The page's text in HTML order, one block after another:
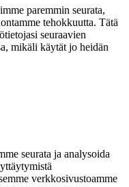
paremmin seurata,
tehokkuutta. Tätä
seuraavien
mikäli käytät jo heidän
seurata ja analysoida
verkkosivustoamme